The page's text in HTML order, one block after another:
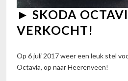
► SKODA
VERKOCHT!
Op 6 juli 2017 weer een leuk stel
Octavia, op naar Heerenveen!